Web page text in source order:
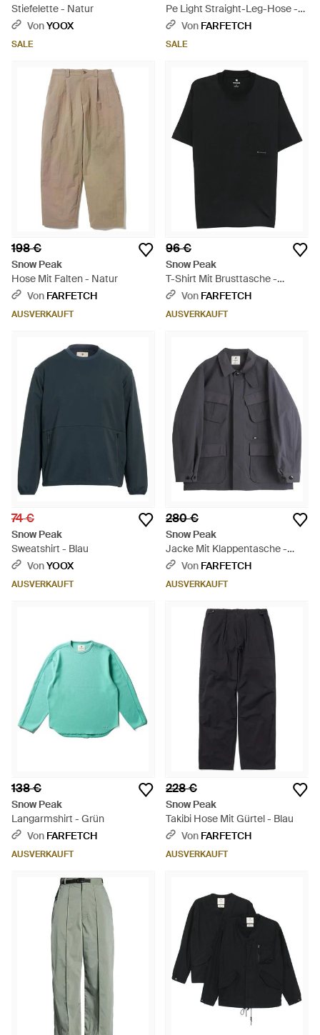
Stiefelette - Natur
VonYOOX
SALE
Pe Light Straight-Leg-Hose -
Schwarz
Von FARFETCH
SALE
198 €
Snow Peak
Hose Mit Falten - Natur
Von FARFETCH
AUSVERKAUFT
96 €
Snow Peak
T-Shirt Mit Brusttasche -
Schwarz
Von FARFETCH
AUSVERKAUFT
74 €
Snow Peak
Sweatshirt - Blau
VonYOOX
AUSVERKAUFT
280 €
Snow Peak
Jacke Mit Klappentasche -
GrauVon FARFETCH
AUSVERKAUFT
138 €
Snow Peak
Langarmshirt - Grün
Von FARFETCH
AUSVERKAUFT
228 €
Snow Peak
Takibi Hose Mit Gürtel - Blau
Von FARFETCH
AUSVERKAUFT